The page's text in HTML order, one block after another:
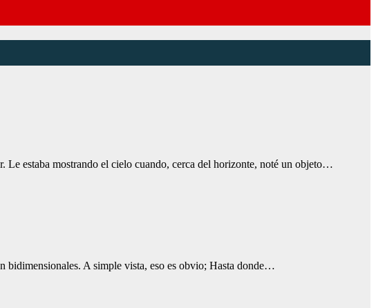
Le estaba mostrando el cielo cuando, cerca del horizonte, noté un objeto…
bidimensionales. A simple vista, eso es obvio; Hasta donde…